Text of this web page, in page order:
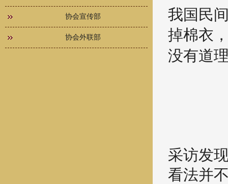
协会宣传部
协会外联部
我国民
掉棉衣
没有道
采访发
看法并